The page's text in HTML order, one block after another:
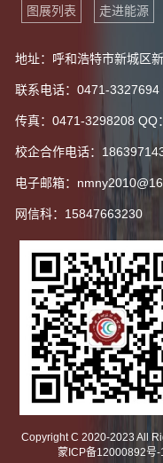
图展列表 走进能源
地址：呼和浩特市新城区
联系电话：0471-
传真：0471-3298208 QQ
校企合作电话：
电子邮箱：
网信科：15847663230
Copyright C 2020-2023 All
蒙ICP备12000892号-